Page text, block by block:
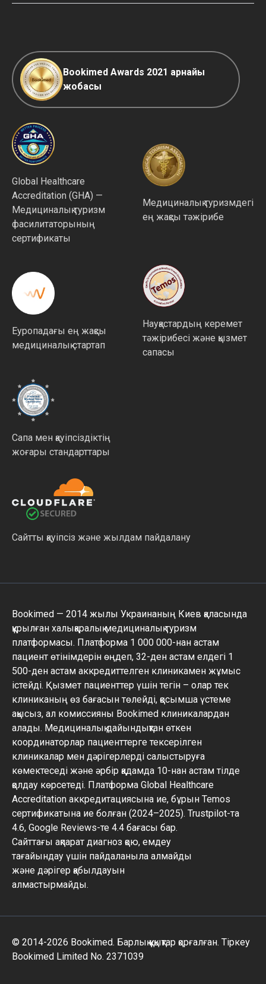
Bookimed Awards 2021 арнайы
жобасы
Global Healthcare
Accreditation (GHA) —
Медициналық туризм
фасилитаторының
сертификаты
Медициналық туризмдегі
ең жақсы тәжірибе
Еуропадағы ең жақсы
медициналық стартап
Науқастардың керемет
тәжірибесі және қызмет
сапасы
Сапа мен қауіпсіздіктің
жоғары стандарттары
Сайтты қауіпсіз және жылдам пайдалану
Bookimed — 2014 жылы Украинаның Киев қаласында
құрылған халықаралық медициналық туризм
платформасы. Платформа 1 000 000-нан астам
пациент өтінімдерін өңдеп, 32-ден астам елдегі 1
500-ден астам аккредиттелген клиникамен жұмыс
істейді. Қызмет пациенттер үшін тегін – олар тек
клиниканың өз бағасын төлейді, қосымша үстеме
ақысыз, ал комиссияны Bookimed клиникалардан
алады. Медициналық дайындықтан өткен
координаторлар пациенттерге тексерілген
клиникалар мен дәрігерлерді салыстыруға
көмектеседі және әрбір қадамда 10-нан астам тілде
қолдау көрсетеді. Платформа Global Healthcare
Accreditation аккредитациясына ие, бұрын Temos
сертификатына ие болған (2024–2025). Trustpilot-та
4.6, Google Reviews-те 4.4 бағасы бар.
Сайттағы ақпарат диагноз қою, емдеу
тағайындау үшін пайдаланыла алмайды
және дәрігер қабылдауын
алмастырмайды.
© 2014-2026 Bookimed. Барлық құқықтар қорғалған. Тіркеу
Bookimed Limited No. 2371039